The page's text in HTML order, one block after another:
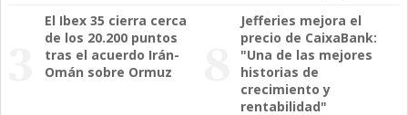
El Ibex 35 cierra cerca
de los 20.200 puntos
tras el acuerdo Irán-
Omán sobre Ormuz
Jefferies mejora el
precio de CaixaBank:
"Una de las mejores
historias de
crecimiento y
rentabilidad"